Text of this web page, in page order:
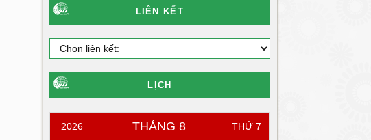
LIÊN KẾT
LỊCH
2026 THÁNG 8 THỨ 7